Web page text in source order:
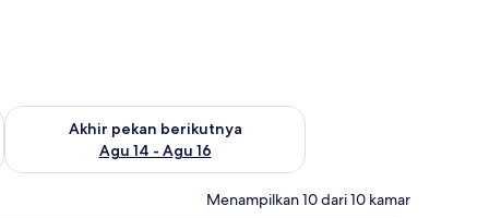
Agu 7 - Agu 9
Akhir pekan berikutnya
Agu 14 - Agu 16
Periksa ketersediaan untuk akhir pekan berikutnya Agu 14 -
Menampilkan 10 dari 10 kamar